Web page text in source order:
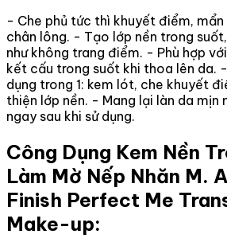
- Che phủ tức thì khuyết điểm, mẩn
chân lông. - Tạo lớp nền trong
như không trang điểm. - Phù hợp
kết cấu trong suốt khi thoa lên da.
dụng trong 1: kem lót, che khuyết
thiện lớp nền. - Mang lại làn da mịn
ngay sau khi sử dụng.
Công Dụng Kem Nền
Làm Mờ Nếp Nhăn M.
Finish Perfect Me
Make-up: